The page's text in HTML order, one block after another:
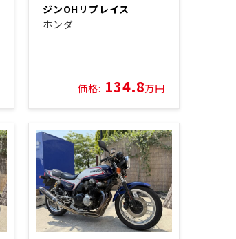
ジンOHリプレイス
ホンダ
価格: 134.8万円